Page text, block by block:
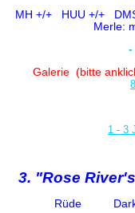
MH +/+ HUU +/+
Merle:
-
Galerie (bitte
1 - 3
3. "Rose
Rüde Dark